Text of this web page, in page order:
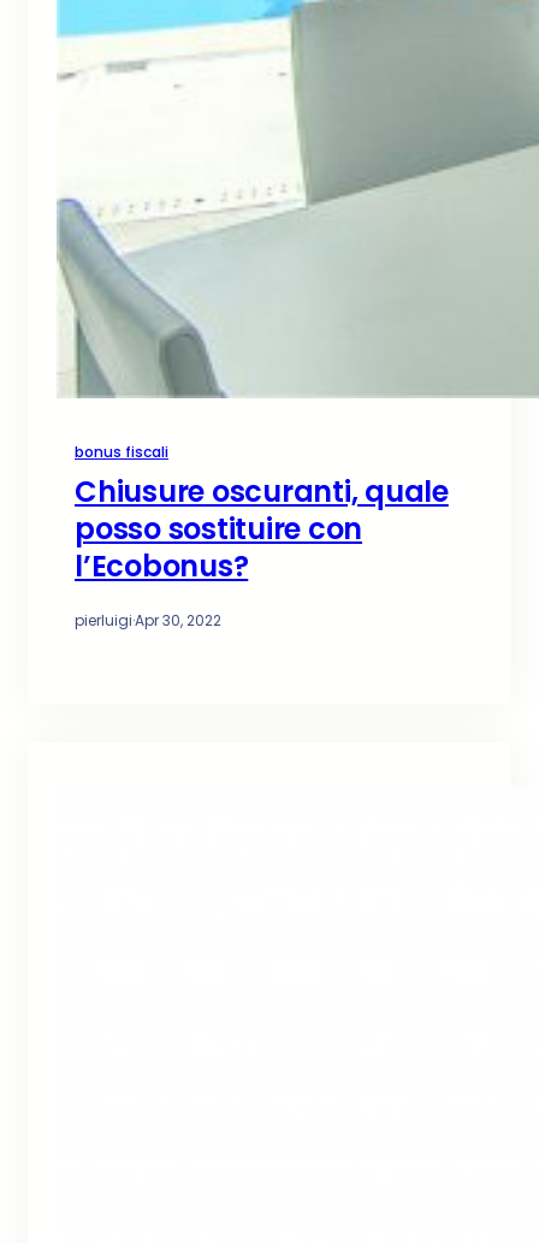
bonus fiscali
Chiusure oscuranti, quale
posso sostituire con
l’Ecobonus?
pierluigi·Apr 30, 2022